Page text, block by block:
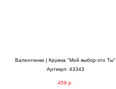
Валентинки | Кружка "Мой выбор-это Ты"
Артикул: 43343
459 р.